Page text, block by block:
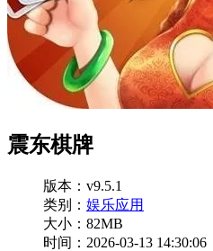
震东棋牌
版本：v9.5.1
类别： 娱乐应用
大小：82MB
时间：2026-03-13 14:30:06